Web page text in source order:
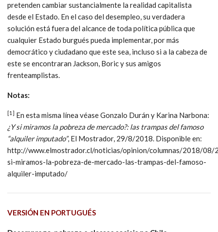
pretenden cambiar sustancialmente la realidad capitalista
desde el Estado. En el caso del desempleo, su verdadera
solución está fuera del alcance de toda política pública que
cualquier Estado burgués pueda implementar, por más
democrático y ciudadano que este sea, incluso si a la cabeza de
este se encontraran Jackson, Boric y sus amigos
frenteamplistas.
Notas:
[1] En esta misma línea véase Gonzalo Durán y Karina Narbona:
¿Y si miramos la pobreza de mercado?: las trampas del famoso
“alquiler imputado”, El Mostrador, 29/8/2018. Disponible en:
http://www.elmostrador.cl/noticias/opinion/columnas/2018/08/
si-miramos-la-pobreza-de-mercado-las-trampas-del-famoso-
alquiler-imputado/
VERSIÓN EN PORTUGUÉS